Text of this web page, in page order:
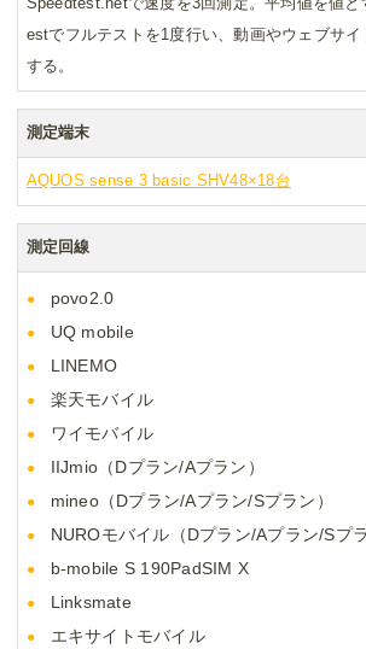
estでフルテストを1度行い、動画やウェブサ
する。
測定端末
AQUOS sense 3 basic SHV48×18台
測定回線
povo2.0
UQ mobile
LINEMO
楽天モバイル
ワイモバイル
IIJmio（Dプラン/Aプラン）
mineo（Dプラン/Aプラン/Sプラン）
NUROモバイル（Dプラン/Aプラン/Sプラ
b-mobile S 190PadSIM X
Linksmate
エキサイトモバイル